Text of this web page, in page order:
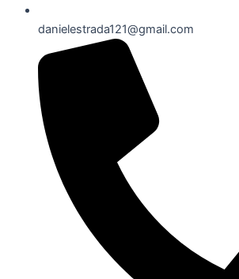
danielestrada121@gmail.com